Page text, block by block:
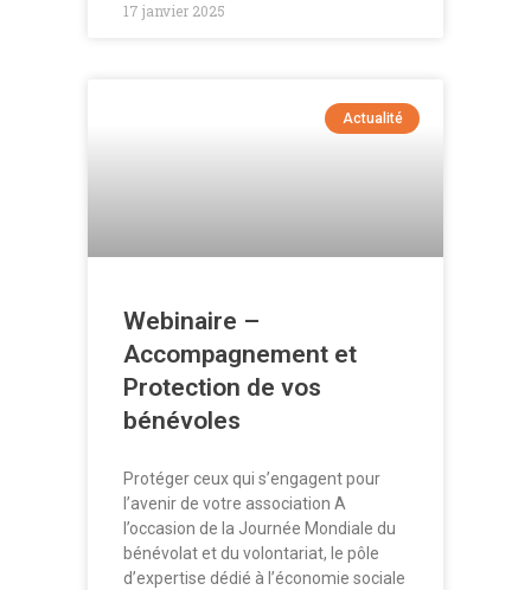
17 janvier 2025
Actualité
Webinaire –
Accompagnement et
Protection de vos
bénévoles
Protéger ceux qui s’engagent pour
l’avenir de votre association A
l’occasion de la Journée Mondiale du
bénévolat et du volontariat, le pôle
d’expertise dédié à l’économie sociale